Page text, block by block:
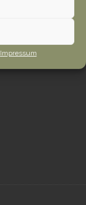
Impressum